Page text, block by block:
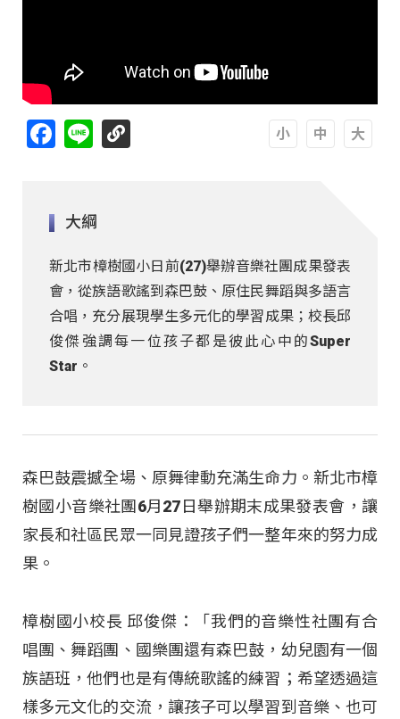
Facebook
Line
大綱
新北市樟樹國小日前(27)舉辦音樂社團成果發表
會，從族語歌謠到森巴鼓、原住民舞蹈與多語言
合唱，充分展現學生多元化的學習成果；校長邱
俊傑強調每一位孩子都是彼此心中的Super
Star。
森巴鼓震撼全場、原舞律動充滿生命力。新北市樟
樹國小音樂社團6月27日舉辦期末成果發表會，讓
家長和社區民眾一同見證孩子們一整年來的努力成
果。
樟樹國小校長 邱俊傑：「我們的音樂性社團有合
唱團、舞蹈團、國樂團還有森巴鼓，幼兒園有一個
族語班，他們也是有傳統歌謠的練習；希望透過這
樣多元文化的交流，讓孩子可以學習到音樂、也可